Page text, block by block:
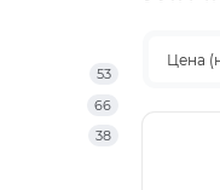
53
66
38
Цена